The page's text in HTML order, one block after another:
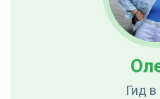
Гид в